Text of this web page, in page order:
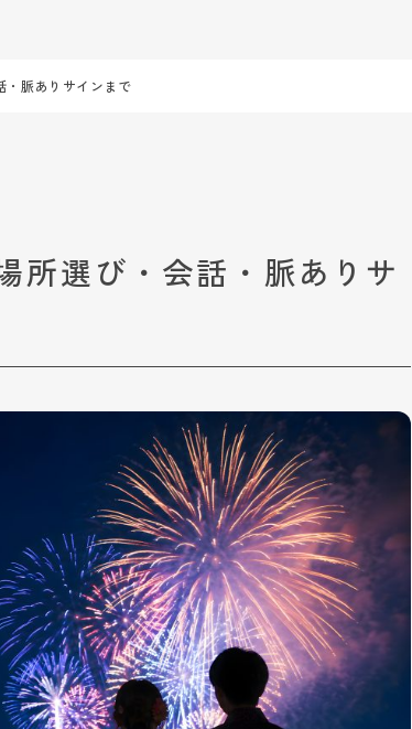
・脈ありサインまで
所選び・会話・脈ありサ